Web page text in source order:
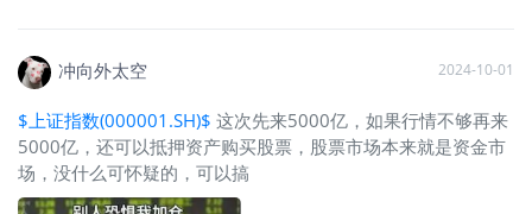
冲向外太空 2024-10-01
$上证指数(000001.SH)$ 这次先来5000亿，如果行情不够再来
5000亿，还可以抵押资产购买股票，股票市场本来就是资金市
场，没什么可怀疑的，可以搞